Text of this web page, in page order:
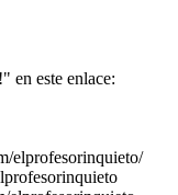
en este enlace:
elprofesorinquieto/